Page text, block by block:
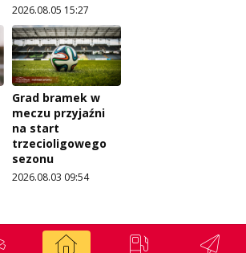
2026.08.05 15:27
Grad bramek w
meczu przyjaźni
na start
trzecioligowego
sezonu
2026.08.03 09:54